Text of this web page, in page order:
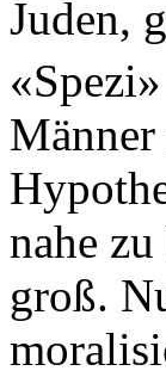
Juden,
nahe
groß.